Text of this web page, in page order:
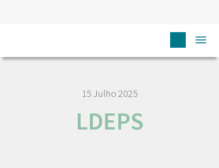
15 Julho 2025
LDEPS